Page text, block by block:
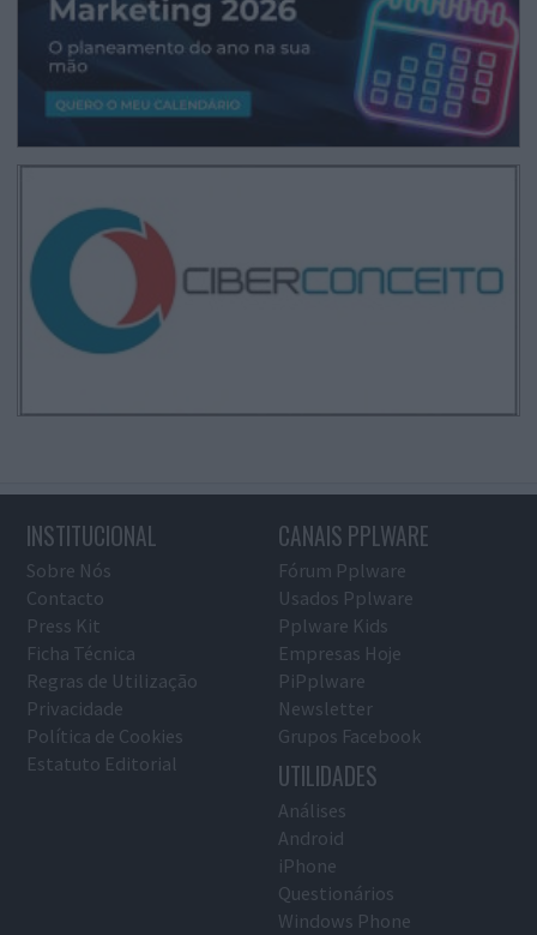
INSTITUCIONAL
Sobre Nós
Contacto
Press Kit
Ficha Técnica
Regras de Utilização
Privacidade
Política de Cookies
Estatuto Editorial
CANAIS PPLWARE
Fórum Pplware
Usados Pplware
Pplware Kids
Empresas Hoje
PiPplware
Newsletter
Grupos Facebook
UTILIDADES
Análises
Android
iPhone
Questionários
Windows Phone